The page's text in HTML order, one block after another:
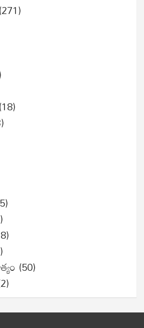
(271)
(18)
(50)